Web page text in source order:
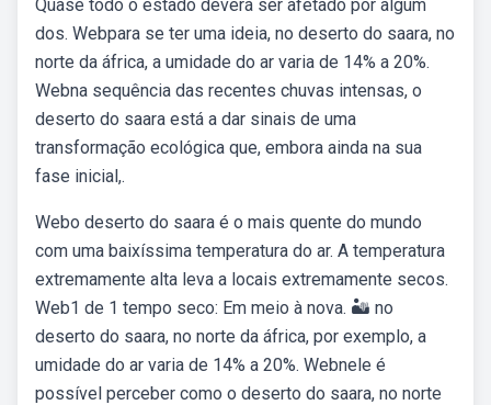
Quase todo o estado deverá ser afetado por algum
dos. Webpara se ter uma ideia, no deserto do saara, no
norte da áfrica, a umidade do ar varia de 14% a 20%.
Webna sequência das recentes chuvas intensas, o
deserto do saara está a dar sinais de uma
transformação ecológica que, embora ainda na sua
fase inicial,.
Webo deserto do saara é o mais quente do mundo
com uma baixíssima temperatura do ar. A temperatura
extremamente alta leva a locais extremamente secos.
Web1 de 1 tempo seco: Em meio à nova. 🏜️ no
deserto do saara, no norte da áfrica, por exemplo, a
umidade do ar varia de 14% a 20%. Webnele é
possível perceber como o deserto do saara, no norte